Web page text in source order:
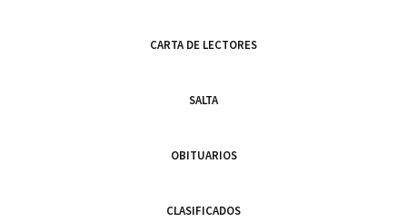
CARTA DE LECTORES
SALTA
OBITUARIOS
CLASIFICADOS